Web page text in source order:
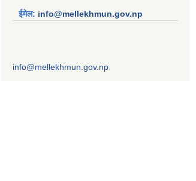
ईमेल: info@mellekhmun.gov.np
info@mellekhmun.gov.np